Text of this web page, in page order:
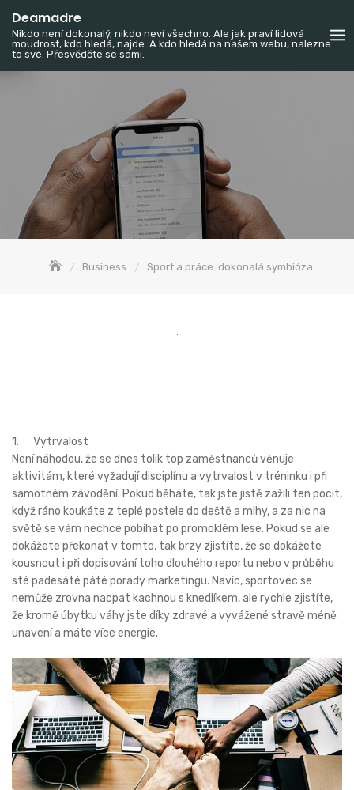
content
Deamadre
Nikdo není dokonalý, nikdo neví všechno. Ale jak praví lidová
moudrost, kdo hledá, najde. A kdo hledá na našem webu, nalezne
to své. Přesvědčte se sami.
Business Sport a práce: dokonalá symbióza
1. Vytrvalost
Není náhodou, že se dnes tolik top zaměstnanců věnuje
aktivitám, které vyžadují disciplínu a vytrvalost v tréninku i při
samotném závodění. Pokud běháte, tak jste jistě zažili ten pocit,
když ráno koukáte z teplé postele do deště a mlhy, a za nic na
světě se vám nechce pobíhat po promoklém lese. Pokud se ale
dokážete překonat v tomto, tak brzy zjistíte, že se dokážete
kousnout i při dopisování toho dlouhého reportu nebo v průběhu
sté padesáté páté porady marketingu. Navíc, sportovec se
nemůže zrovna nacpat kachnou s knedlíkem, ale rychle zjistíte,
že kromě úbytku váhy jste díky zdravé a vyvážené stravě méně
unavení a máte více energie.